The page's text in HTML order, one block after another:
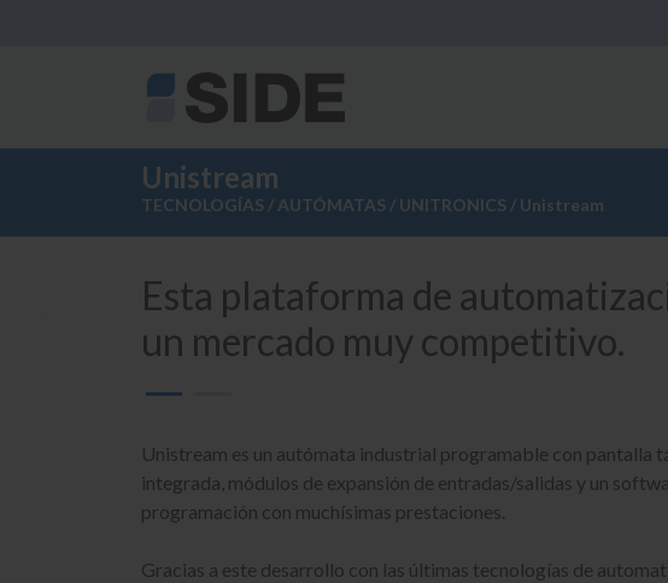
Unistream
TECNOLOGÍAS / AUTÓMATAS / UNITRONICS / Unistream
Esta plataforma de
un mercado muy competitivo.
Unistream es un autómata industrial programable con pantalla
integrada, módulos de expansión de entradas/salidas y un
programación con muchísimas prestaciones.
Gracias a este desarrollo con las últimas tecnologías de